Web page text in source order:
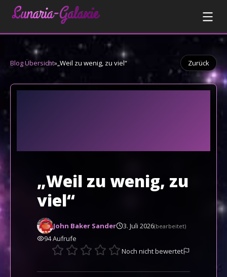
Blog Übersicht»„Weil zu wenig, zu viel“ Zurück
„Weil zu wenig, zu
viel“
John Baker Sander 3. Juli 2026(bearbeitet)
94Aufrufe
Noch nicht bewertet